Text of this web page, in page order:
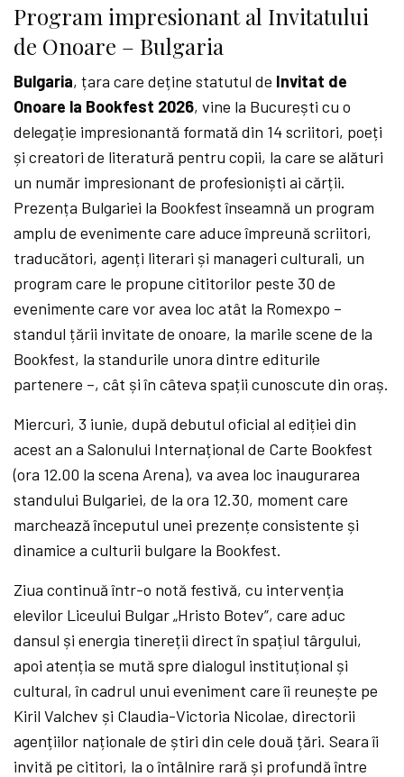
Program impresionant al Invitatului
de Onoare – Bulgaria
Bulgaria, țara care deține statutul de Invitat de
Onoare la Bookfest 2026, vine la București cu o
delegație impresionantă formată din 14 scriitori, poeți
și creatori de literatură pentru copii, la care se alături
un număr impresionant de profesioniști ai cărții.
Prezența Bulgariei la Bookfest înseamnă un program
amplu de evenimente care aduce împreună scriitori,
traducători, agenți literari și manageri culturali, un
program care le propune cititorilor peste 30 de
evenimente care vor avea loc atât la Romexpo –
standul țării invitate de onoare, la marile scene de la
Bookfest, la standurile unora dintre editurile
partenere –, cât și în câteva spații cunoscute din oraș.
Miercuri, 3 iunie, după debutul oficial al ediției din
acest an a Salonului Internațional de Carte Bookfest
(ora 12.00 la scena Arena), va avea loc inaugurarea
standului Bulgariei, de la ora 12.30, moment care
marchează începutul unei prezențe consistente și
dinamice a culturii bulgare la Bookfest.
Ziua continuă într-o notă festivă, cu intervenția
elevilor Liceului Bulgar „Hristo Botev”, care aduc
dansul și energia tinereții direct în spațiul târgului,
apoi atenția se mută spre dialogul instituțional și
cultural, în cadrul unui eveniment care îi reunește pe
Kiril Valchev și Claudia-Victoria Nicolae, directorii
agențiilor naționale de știri din cele două țări. Seara îi
invită pe cititori, la o întâlnire rară și profundă între